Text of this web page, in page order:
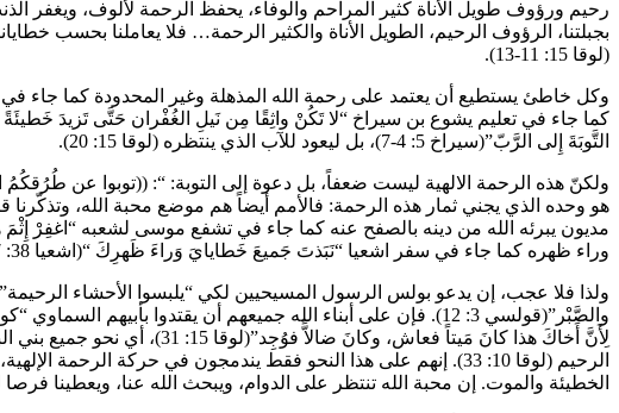
(لوقا 15: 11-13).
التَّوبَةَ إِلى الرَّبّ”(سيراخ 5: 4-7)، بل ليعود للآب الذي ينتظره (لوقا 15: 20).
هو وحده الذي يجني ثمار هذه الرحمة: فالأمم أيضاً هم موضع محبة الله،
وراء ظهره كما جاء في سفر اشعيا “نَبَذتَ جَميعَ خَطايايَ وَراءَ ظَهرِكَ “(اشعيا 38: 17).
ولذا فلا عجب، إن يدعو بولس الرسول المسيحيين لكي “يلبسوا الأحشاء
لِأَنَّ أَخاكَ هذا كانَ مَيتاً
الخطيئة والموت. إن محبة الله تنتظر على الدوام، ويبحث الله عنا، ويعطينا